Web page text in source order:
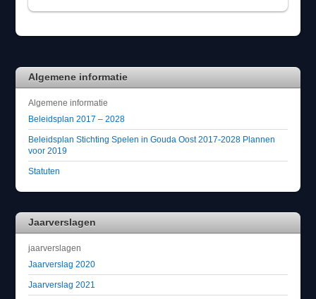
Algemene informatie
Algemene informatie
Beleidsplan 2017 – 2028
Beleidsplan Stichting Spelen in Gouda Oost 2017-2028 Plannen
voor 2019
Statuten
Jaarverslagen
jaarverslagen
Jaarverslag 2020
Jaarverslag 2021